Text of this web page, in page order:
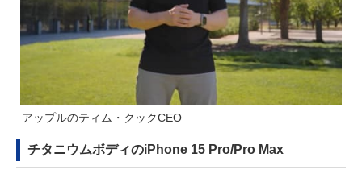
アップルのティム・クックCEO
チタニウムボディのiPhone 15 Pro/Pro Max